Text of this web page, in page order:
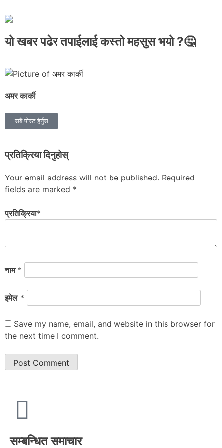
यो खबर पढेर तपाईलाई कस्तो महसुस भयो ?🤔
अमर कार्की
सबै पोस्ट हेर्नुस
प्रतिक्रिया दिनुहोस्
Your email address will not be published. Required
fields are marked *
प्रतिक्रिया*
नाम *
इमेल *
Save my name, email, and website in this browser for
the next time I comment.
सम्बन्धित समाचार